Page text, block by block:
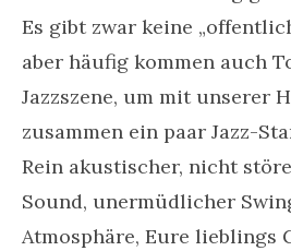
Es gibt zwar keine
aber häufig kommen auch
Jazzszene, um mit unserer
zusammen ein paar Jazz-
Rein akustischer, nicht
Sound, unermüdlicher
Atmosphäre, Eure lieblings